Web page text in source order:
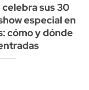
sus 30
especial en
cómo y dónde